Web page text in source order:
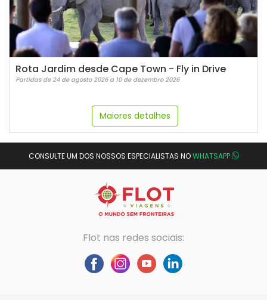
Rota Jardim desde Cape Town - Fly in Drive
Partidas de 24 de agosto 2026 a 10 de dezembro 2026
Maiores detalhes
CONSULTE UM DOS NOSSOS ESPECIALISTAS NOWHATSAPP
Flot nas redes sociais: